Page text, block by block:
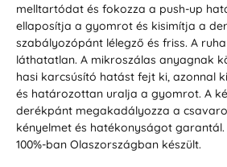
melltartódat és fokozza a push-up
ellaposítja a gyomrot és kisimítja a
szabályozópánt lélegző és friss. A
láthatatlan. A mikroszálas anyagnak
hasi karcsúsító hatást fejt ki, azonnal
és határozottan uralja a gyomrot. A
derékpánt megakadályozza a
kényelmet és hatékonyságot garantál.
100%-ban Olaszországban készült.